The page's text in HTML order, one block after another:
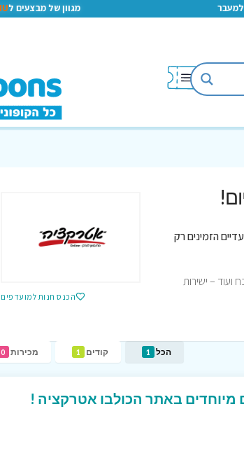
מגוון של מבצעים לTEMU-טמו
הכנס חנות למועדפים
הזמינים רק
ועוד – ישירות
הכל 1 קודים 1 מכירות 0
מיוחדים באתר הכולבו אטרקציה !